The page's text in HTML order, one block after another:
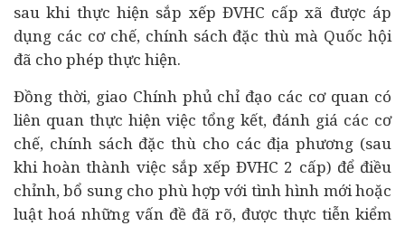
sau khi thực hiện sắp xếp ĐVHC cấp xã được áp
dụng các cơ chế, chính sách đặc thù mà Quốc hội
đã cho phép thực hiện.
Đồng thời, giao Chính phủ chỉ đạo các cơ quan có
liên quan thực hiện việc tổng kết, đánh giá các cơ
chế, chính sách đặc thù cho các địa phương (sau
khi hoàn thành việc sắp xếp ĐVHC 2 cấp) để điều
chỉnh, bổ sung cho phù hợp với tình hình mới hoặc
luật hoá những vấn đề đã rõ, được thực tiễn kiểm